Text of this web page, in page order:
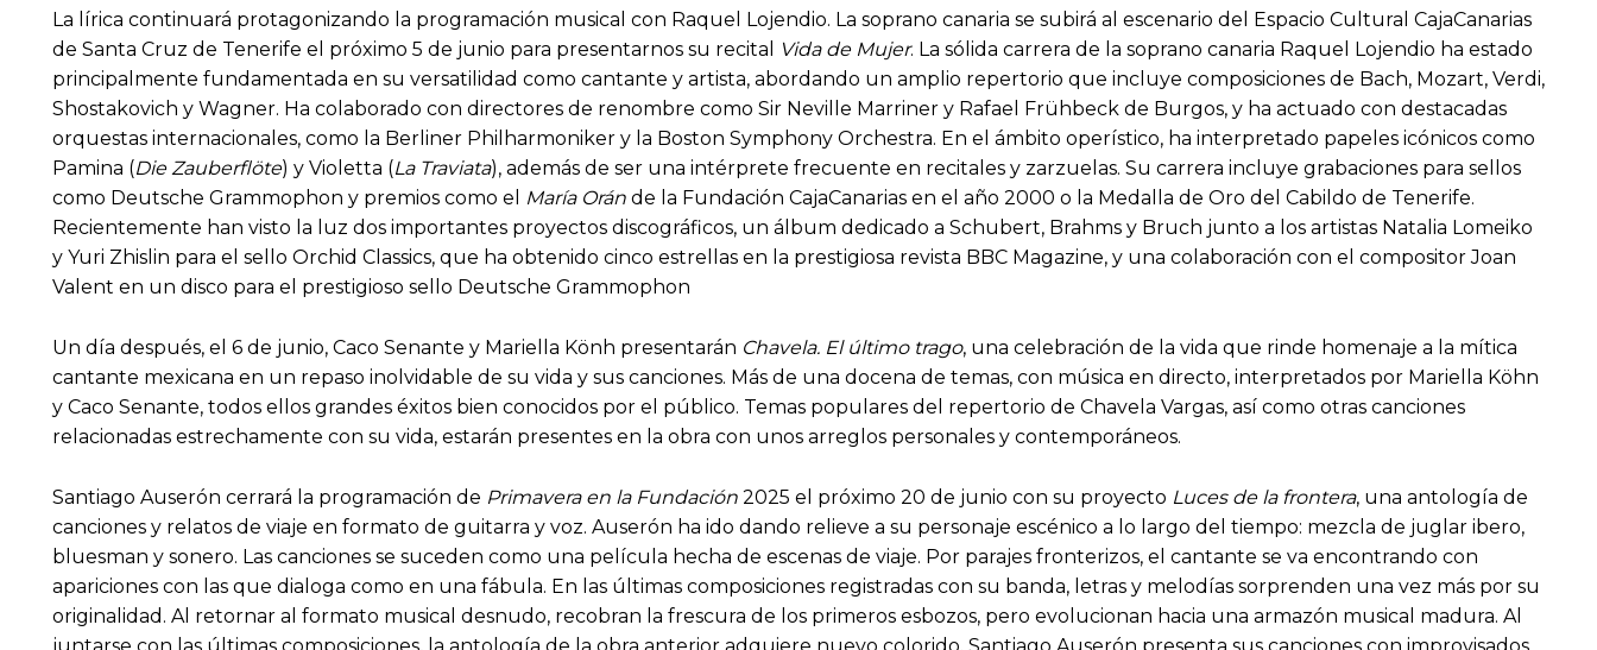
La lírica continuará protagonizando la programación musical con Raquel Lojendio. La soprano canaria se subirá al escenario del Espacio Cultural CajaCanarias
de Santa Cruz de Tenerife el próximo 5 de junio para presentarnos su recital
Vida de Mujer. La sólida carrera de la soprano canaria Raquel Lojendio ha estado
principalmente fundamentada en su versatilidad como cantante y artista, abordando un amplio repertorio que incluye composiciones de Bach, Mozart, Verdi,
Shostakovich y Wagner. Ha colaborado con directores de renombre como Sir Neville Marriner y Rafael Frühbeck de Burgos, y ha actuado con destacadas
orquestas internacionales, como la Berliner Philharmoniker y la Boston Symphony Orchestra. En el ámbito operístico, ha interpretado papeles icónicos como
Pamina (Die Zauberflöte) y Violetta (La Traviata), además de ser una intérprete frecuente en recitales y zarzuelas. Su carrera incluye grabaciones para sellos
como Deutsche Grammophon y premios como el
María Orán de la Fundación CajaCanarias en el año 2000 o la Medalla de Oro del Cabildo de Tenerife.
Recientemente han visto la luz dos importantes proyectos discográficos, un álbum dedicado a Schubert, Brahms y Bruch junto a los artistas Natalia Lomeiko
y Yuri Zhislin para el sello Orchid Classics, que ha obtenido cinco estrellas en la prestigiosa revista BBC Magazine, y una colaboración con el compositor Joan
Valent en un disco para el prestigioso sello Deutsche Grammophon
Un día después, el 6 de junio, Caco Senante y Mariella Könh presentarán Chavela. El último trago, una celebración de la vida que rinde homenaje a la mítica
cantante mexicana en un repaso inolvidable de su vida y sus canciones. Más de una docena de temas, con música en directo, interpretados por Mariella Köhn
y Caco Senante, todos ellos grandes éxitos bien conocidos por el público. Temas populares del repertorio de Chavela Vargas, así como otras canciones
relacionadas estrechamente con su vida, estarán presentes en la obra con unos arreglos personales y contemporáneos.
Santiago Auserón cerrará la programación de Primavera en la Fundación 2025 el próximo 20 de junio con su proyecto Luces de la frontera, una antología de
canciones y relatos de viaje en formato de guitarra y voz. Auserón ha ido dando relieve a su personaje escénico a lo largo del tiempo: mezcla de juglar ibero,
bluesman y sonero. Las canciones se suceden como una película hecha de escenas de viaje. Por parajes fronterizos, el cantante se va encontrando con
apariciones con las que dialoga como en una fábula. En las últimas composiciones registradas con su banda, letras y melodías sorprenden una vez más por su
originalidad. Al retornar al formato musical desnudo, recobran la frescura de los primeros esbozos, pero evolucionan hacia una armazón musical madura. Al